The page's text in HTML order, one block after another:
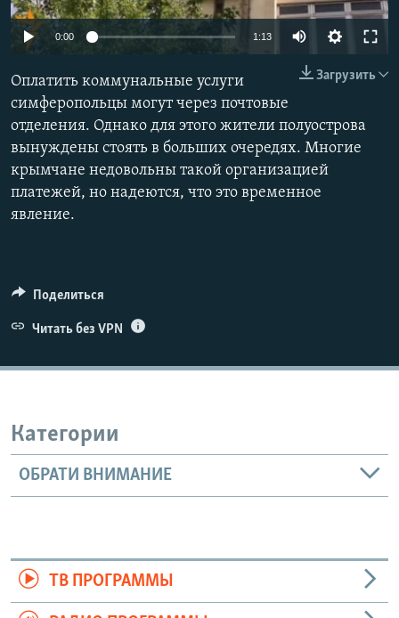
ПОБЕДИТЕЛЕЙ НЕ СУДЯТ?
КРЫМ.НЕПОКОРЕННЫЙ
ELIFBE
УКРАИНСКАЯ ПРОБЛЕМА КРЫМА
ПРИСОЕДИНЯЙТЕСЬ!
Все сайты RFE/RL
0:00 1:13
Загрузить
Оплатить коммунальные услуги
симферопольцы могут через почтовые
отделения. Однако для этого жители полуострова
вынуждены стоять в больших очередях. Многие
крымчане недовольны такой организацией
платежей, но надеются, что это временное
явление.
Поделиться
Читать без VPN
Категории
ОБРАТИ ВНИМАНИЕ
ТВ ПРОГРАММЫ